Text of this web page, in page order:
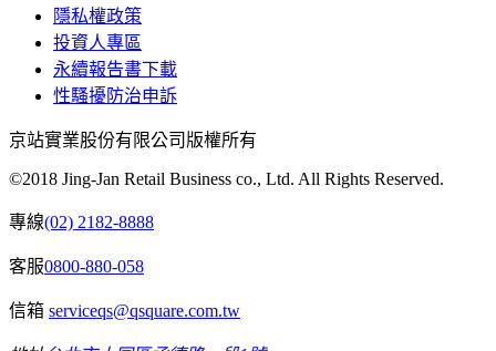
隱私權政策
投資人專區
永續報告書下載
性騷擾防治申訴
京站實業股份有限公司版權所有
©2018 Jing-Jan Retail Business co., Ltd. All Rights Reserved.
專線(02) 2182-8888
客服0800-880-058
信箱 serviceqs@qsquare.com.tw